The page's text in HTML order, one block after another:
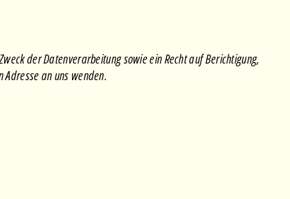
der Datenverarbeitung sowie ein Recht auf Berichtigung,
Adresse an uns wenden.